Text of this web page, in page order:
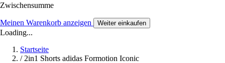
Zwischensumme
Meinen Warenkorb anzeigen Weiter einkaufen
Loading...
Startseite
/ 2in1 Shorts adidas Formotion Iconic